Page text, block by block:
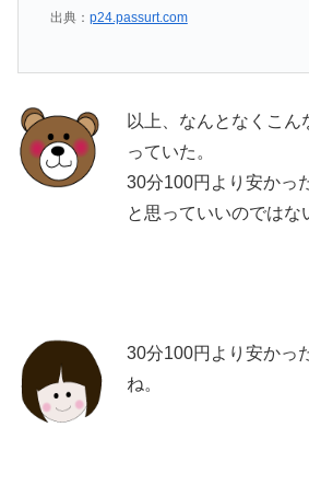
出典： p24.passurt.com
以上、なんとなくこん
っていた。
30分100円より安かっ
と思っていいのではな
30分100円より安かっ
ね。